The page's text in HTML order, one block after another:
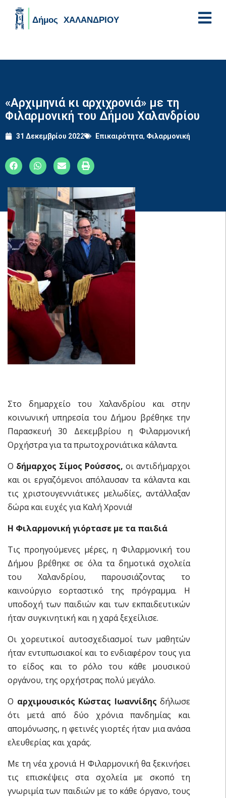
«Αρχιμηνιά κι αρχιχρονιά» με τη
Φιλαρμονική του Δήμου Χαλανδρίου
31 Δεκεμβρίου 2022 Επικαιρότητα, Φιλαρμονική
Στο δημαρχείο του Χαλανδρίου και στην
κοινωνική υπηρεσία του Δήμου βρέθηκε την
Παρασκευή 30 Δεκεμβρίου η Φιλαρμονική
Ορχήστρα για τα πρωτοχρονιάτικα κάλαντα.
Ο δήμαρχος Σίμος Ρούσσος, οι αντιδήμαρχοι
και οι εργαζόμενοι απόλαυσαν τα κάλαντα και
τις χριστουγεννιάτικες μελωδίες, αντάλλαξαν
δώρα και ευχές για Καλή Χρονιά!
Η Φιλαρμονική γιόρτασε με τα παιδιά
Τις προηγούμενες μέρες, η Φιλαρμονική του
Δήμου βρέθηκε σε όλα τα δημοτικά σχολεία
του Χαλανδρίου, παρουσιάζοντας το
καινούργιο εορταστικό της πρόγραμμα. Η
υποδοχή των παιδιών και των εκπαιδευτικών
ήταν συγκινητική και η χαρά ξεχείλισε.
Οι χορευτικοί αυτοσχεδιασμοί των μαθητών
ήταν εντυπωσιακοί και το ενδιαφέρον τους για
το είδος και το ρόλο του κάθε μουσικού
οργάνου, της ορχήστρας πολύ μεγάλο.
Ο αρχιμουσικός Κώστας Ιωαννίδης δήλωσε
ότι μετά από δύο χρόνια πανδημίας και
απομόνωσης, η φετινές γιορτές ήταν μια ανάσα
ελευθερίας και χαράς.
Με τη νέα χρονιά Η Φιλαρμονική θα ξεκινήσει
τις επισκέψεις στα σχολεία με σκοπό τη
γνωριμία των παιδιών με το κάθε όργανο, τους